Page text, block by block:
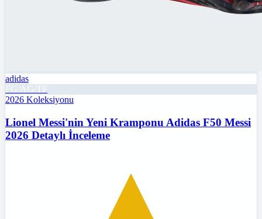
adidas
FG/AG/TF
2026 Koleksiyonu
Lionel Messi'nin Yeni Kramponu Adidas F50 Messi
2026 Detaylı İnceleme